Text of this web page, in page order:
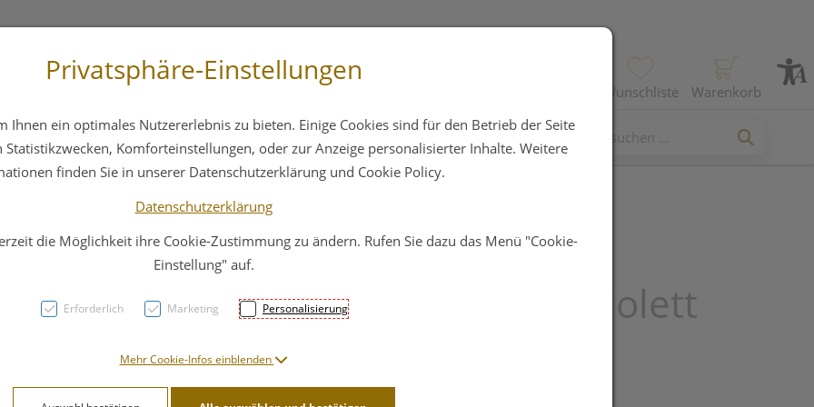
Wunschliste Warenkorb
Hautpflege Familie Nahrungsergänzung
Vitry
Hautschneider_violett
PZN: 4627931
Privatsphäre-Einstellungen
Ihnen ein optimales Nutzererlebnis zu bieten. Einige Cookies sind für den Betrieb der Seite
Komforteinstellungen, oder zur Anzeige personalisierter Inhalte. Weitere
finden Sie in unserer Datenschutzerklärung und Cookie Policy.
Datenschutzerklärung
die Möglichkeit ihre Cookie-Zustimmung zu ändern. Rufen Sie dazu das Menü "Cookie-
Einstellung" auf.
Erforderlich Marketing Personalisierung
Mehr Cookie-Infos einblenden